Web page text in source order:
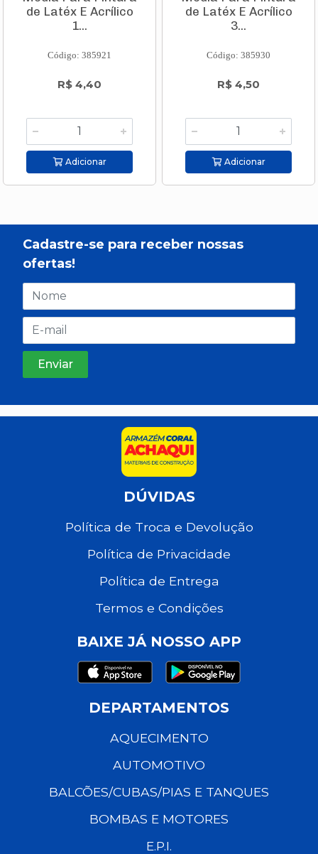
de Latéx E Acrílico
1...
Código: 385921
R$ 4,40
Adicionar
de Latéx E Acrílico
3...
Código: 385930
R$ 4,50
Adicionar
Cadastre-se para receber nossas
ofertas!
DÚVIDAS
Política de Troca e Devolução
Política de Privacidade
Política de Entrega
Termos e Condições
BAIXE JÁ NOSSO APP
DEPARTAMENTOS
AQUECIMENTO
AUTOMOTIVO
BALCÕES/CUBAS/PIAS E TANQUES
BOMBAS E MOTORES
E.P.I.